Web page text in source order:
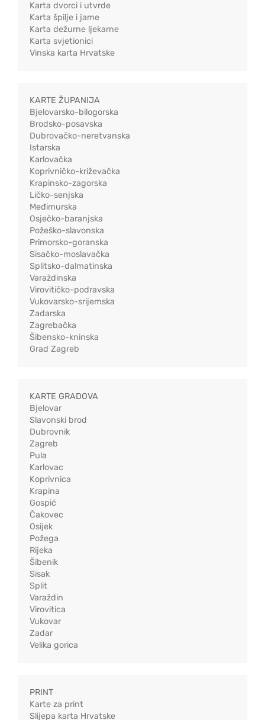
Karta dvorci i utvrde
Karta špilje i jame
Karta dežurne ljekarne
Karta svjetionici
Vinska karta Hrvatske
KARTE ŽUPANIJA
Bjelovarsko-bilogorska
Brodsko-posavska
Dubrovačko-neretvanska
Istarska
Karlovačka
Koprivničko-križevačka
Krapinsko-zagorska
Ličko-senjska
Međimurska
Osječko-baranjska
Požeško-slavonska
Primorsko-goranska
Sisačko-moslavačka
Splitsko-dalmatinska
Varaždinska
Virovitičko-podravska
Vukovarsko-srijemska
Zadarska
Zagrebačka
Šibensko-kninska
Grad Zagreb
KARTE GRADOVA
Bjelovar
Slavonski brod
Dubrovnik
Zagreb
Pula
Karlovac
Koprivnica
Krapina
Gospić
Čakovec
Osijek
Požega
Rijeka
Šibenik
Sisak
Split
Varaždin
Virovitica
Vukovar
Zadar
Velika gorica
PRINT
Karte za print
Slijepa karta Hrvatske